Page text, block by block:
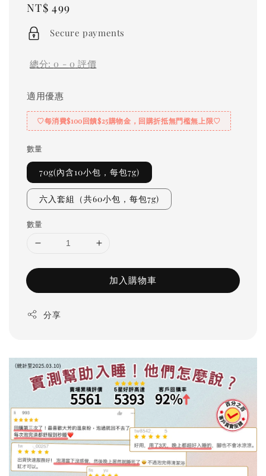
Regular
price
NT$ 499
Secure payments
總分: 0 - 0 評價
適用優惠
♡每消費$100回饋$25購物金，回購折抵無門檻無上限♡
數量
70g(內含10小包，每包7g)
六入套組（共60小包，每包7g)
數量
加入購物車
分享